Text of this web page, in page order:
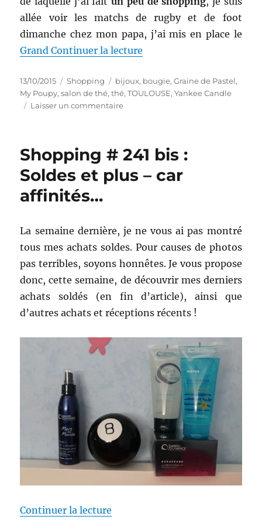
allée voir les matchs de rugby et de foot
dimanche chez mon papa, j’ai mis en place le
GrandContinuer la lecture
Publié
le
13/10/2015 Catégories
Shopping Étiquettes
bijoux, bougie,Graine de Pastel,
My Poupy,salon de thé,thé,TOULOUSE,Yankee Candle
Laisser un commentairesur
ter
Virée
Candle,
de
pastel…)
Shopping # 241 bis :
Soldes et plus – car
affinités…
La semaine dernière, je ne vous ai pas montré
tous mes achats soldes. Pour causes de photos
pas terribles, soyons honnêtes. Je vous propose
donc, cette semaine, de découvrir mes derniers
achats soldés (en fin d’article), ainsi que
d’autres achats et réceptions récents !
Continuer la lecture